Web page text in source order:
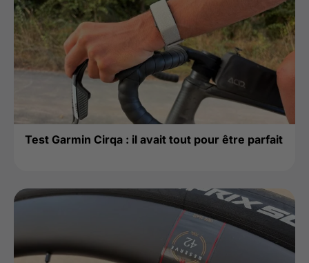
Test Garmin Cirqa : il avait tout pour être parfait